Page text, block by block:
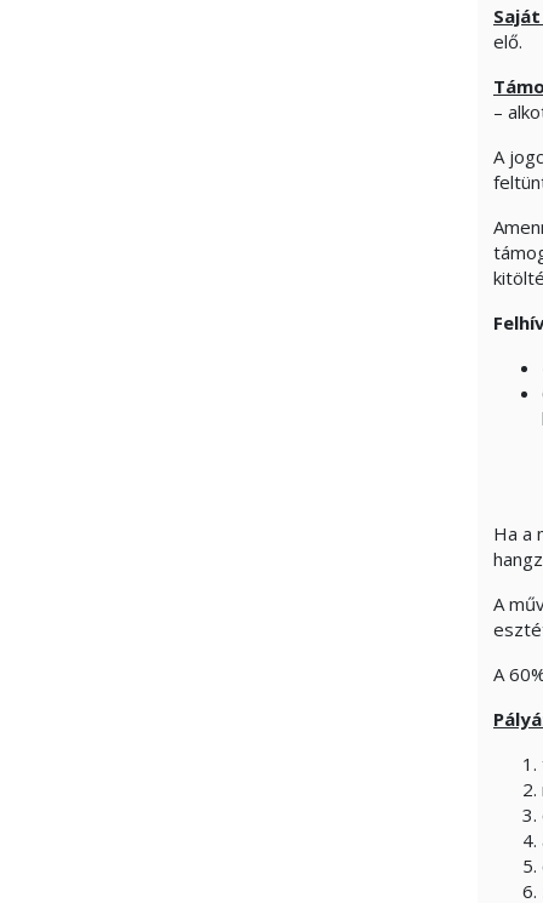
elő.
–
A
Ha a
A
A